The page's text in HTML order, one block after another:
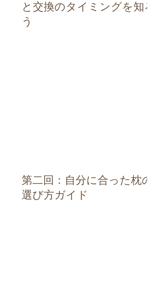
と交換のタイミングを知ろ
う
第二回：自分に合った枕の
選び方ガイド